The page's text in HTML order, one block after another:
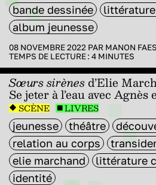
bande dessinée
album jeunesse
08 NOVEMBRE 2022 PAR MANON FAES
TEMPS DE LECTURE : 4 MINUTES
Sœurs sirènesd’Elie
Se jeter à l’eau avec Agnès
SCÈNE LIVRES
jeunesse théâtre
relation au corps
elie marchand
littérature
identité